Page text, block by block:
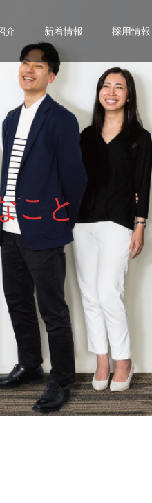
介 新着情報 採用情報
こ と